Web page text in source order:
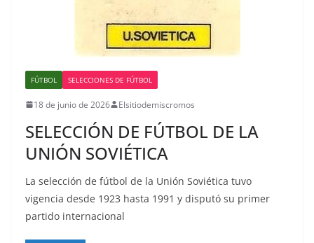
FÚTBOL SELECCIONES DE FÚTBOL
18 de junio de 2026 Elsitiodemiscromos
SELECCIÓN DE FÚTBOL DE LA
UNIÓN SOVIÉTICA
La selección de fútbol de la Unión Soviética tuvo
vigencia desde 1923 hasta 1991 y disputó su primer
partido internacional